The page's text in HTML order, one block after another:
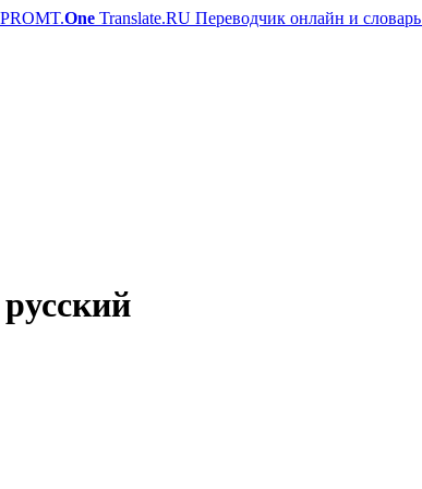
PROMT.One Translate.RU Переводчик онлайн и словарь